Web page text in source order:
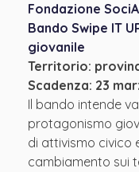
Fondazione
Bando Swipe IT
giovanile
Territorio:
Scadenza: 23
Il bando intende
protagonismo
di attivismo civico
cambiamento sui